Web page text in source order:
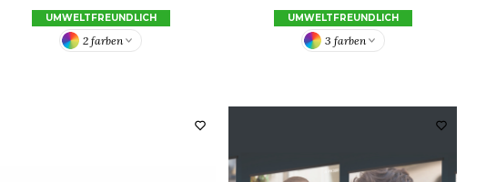
UMWELTFREUNDLICH
2 farben
UMWELTFREUNDLICH
3 farben